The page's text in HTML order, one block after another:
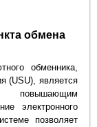
обмена
обменника,
(USU), является
повышающим
электронного
позволяет